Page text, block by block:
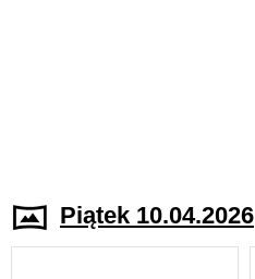
Piątek 10.04.2026